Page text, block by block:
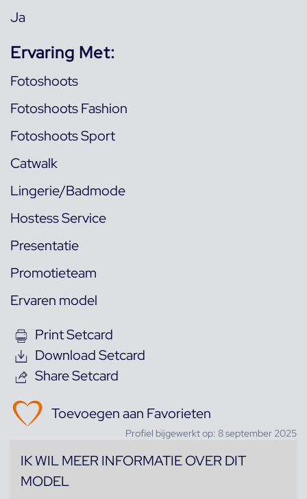
Ja
Ervaring Met:
Fotoshoots
Fotoshoots Fashion
Fotoshoots Sport
Catwalk
Lingerie/Badmode
Hostess Service
Presentatie
Promotieteam
Ervaren model
Print Setcard
Download Setcard
Share Setcard
Toevoegen aan Favorieten
Profiel bijgewerkt op: 8 september 2025
IK WIL MEER INFORMATIE OVER DIT
MODEL